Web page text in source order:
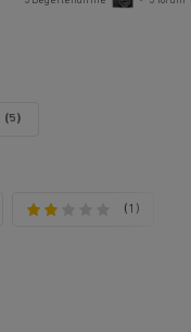
(5)
(1)